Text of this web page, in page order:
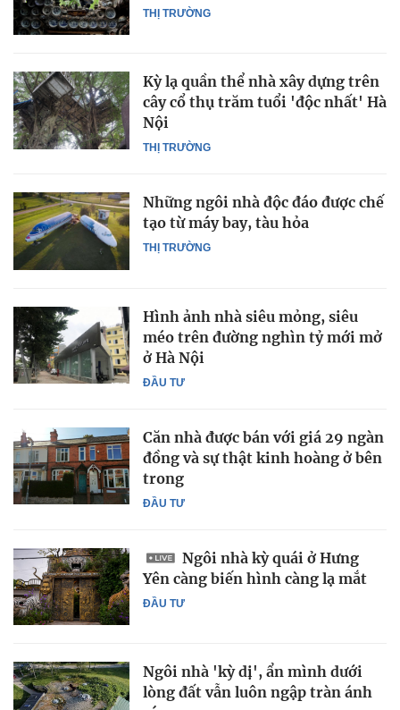
THỊ TRƯỜNG
THỊ TRƯỜNG
Kỳ lạ quần thể nhà xây dựng trên
cây cổ thụ trăm tuổi 'độc nhất' Hà
Nội
THỊ TRƯỜNG
Những ngôi nhà độc đáo được chế
tạo từ máy bay, tàu hỏa
ĐẦU TƯ
Hình ảnh nhà siêu mỏng, siêu
méo trên đường nghìn tỷ mới mở
ở Hà Nội
ĐẦU TƯ
Căn nhà được bán với giá 29 ngàn
đồng và sự thật kinh hoàng ở bên
trong
ĐẦU TƯ
Ngôi nhà kỳ quái ở Hưng
Yên càng biến hình càng lạ mắt
Ngôi nhà 'kỳ dị', ẩn mình dưới
lòng đất vẫn luôn ngập tràn ánh